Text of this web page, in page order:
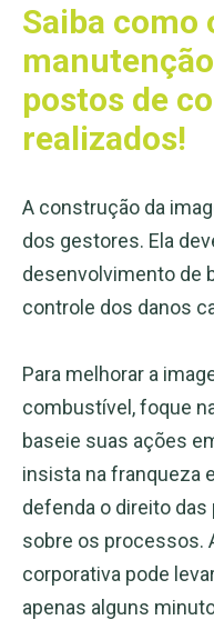
Saiba como
postos de
realizados!
A construção da
dos gestores. Ela
desenvolvimento de
controle dos danos
Para melhorar a
combustível, foque
baseie suas ações
insista na franqueza
defenda o direito
sobre os processos.
corporativa pode
apenas alguns